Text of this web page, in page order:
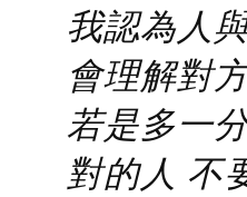
我認為人
會理解對
若是多一
對的人 不